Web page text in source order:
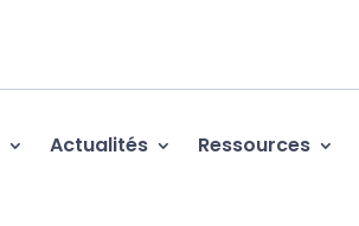
Actualités Ressources